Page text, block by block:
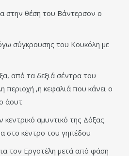
στην θέση του Βάντερσον ο
σύγκρουσης του Κουκόλη με
από τα δεξιά σέντρα του
περιοχή ,η κεφαλιά που κάνει ο
άουτ
αμυντικό της Δόξας
στο κέντρο του γηπέδου
τον Εργοτέλη μετά από φάση